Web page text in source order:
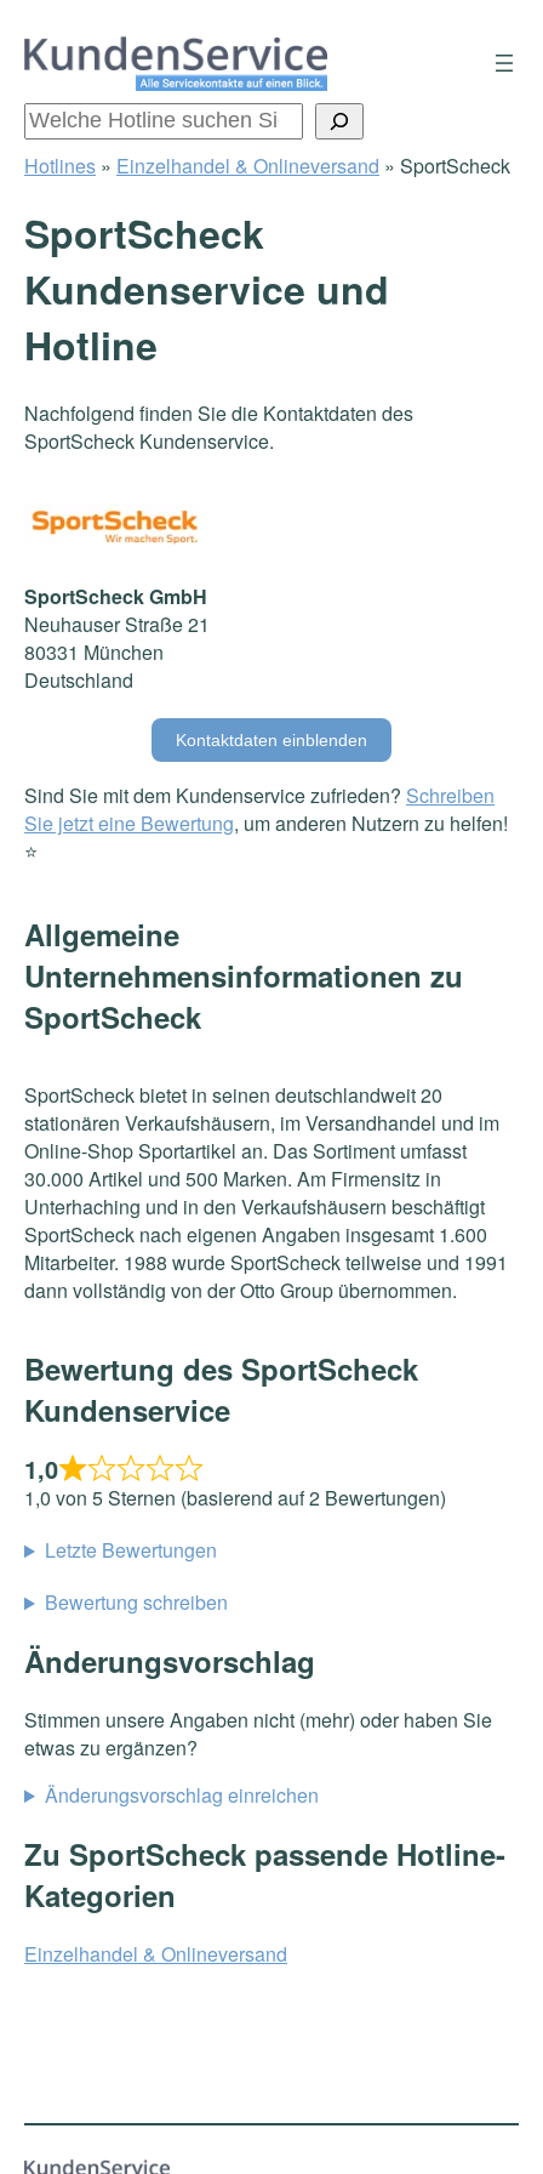
Zum
Inhalt
Suchen
Hotlines » Einzelhandel & Onlineversand » SportScheck
SportScheck
Kundenservice und
Hotline
Nachfolgend finden Sie die Kontaktdaten des
SportScheck Kundenservice.
SportScheck GmbH
Neuhauser Straße 21
80331 München
Deutschland
Kontaktdaten einblenden
Sind Sie mit dem Kundenservice zufrieden? Schreiben
Sie jetzt eine Bewertung, um anderen Nutzern zu helfen!
⭐️
Allgemeine
Unternehmensinformationen zu
SportScheck
SportScheck bietet in seinen deutschlandweit 20
stationären Verkaufshäusern, im Versandhandel und im
Online-Shop Sportartikel an. Das Sortiment umfasst
30.000 Artikel und 500 Marken. Am Firmensitz in
Unterhaching und in den Verkaufshäusern beschäftigt
SportScheck nach eigenen Angaben insgesamt 1.600
Mitarbeiter. 1988 wurde SportScheck teilweise und 1991
dann vollständig von der Otto Group übernommen.
Bewertung des SportScheck
Kundenservice
1,0
1,0 von 5 Sternen (basierend auf 2 Bewertungen)
Letzte Bewertungen
Bewertung schreiben
Änderungsvorschlag
Stimmen unsere Angaben nicht (mehr) oder haben Sie
etwas zu ergänzen?
Änderungsvorschlag einreichen
Zu SportScheck passende Hotline-
Kategorien
Einzelhandel & Onlineversand